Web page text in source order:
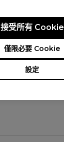
設定
僅限必要 Cookie
接受所有 Cookie